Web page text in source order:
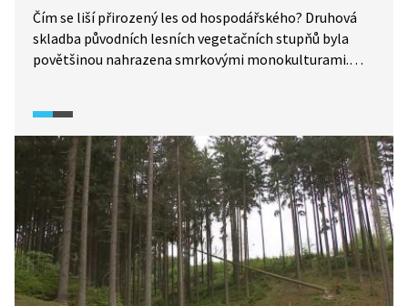
Čím se liší přirozený les od hospodářského? Druhová
skladba původních lesních vegetačních stupňů byla
povětšinou nahrazena smrkovými monokulturami.
tato změna ztrátu biodiverzity a obranyschopnosti
proti škůdcům, jako je kůrovec.